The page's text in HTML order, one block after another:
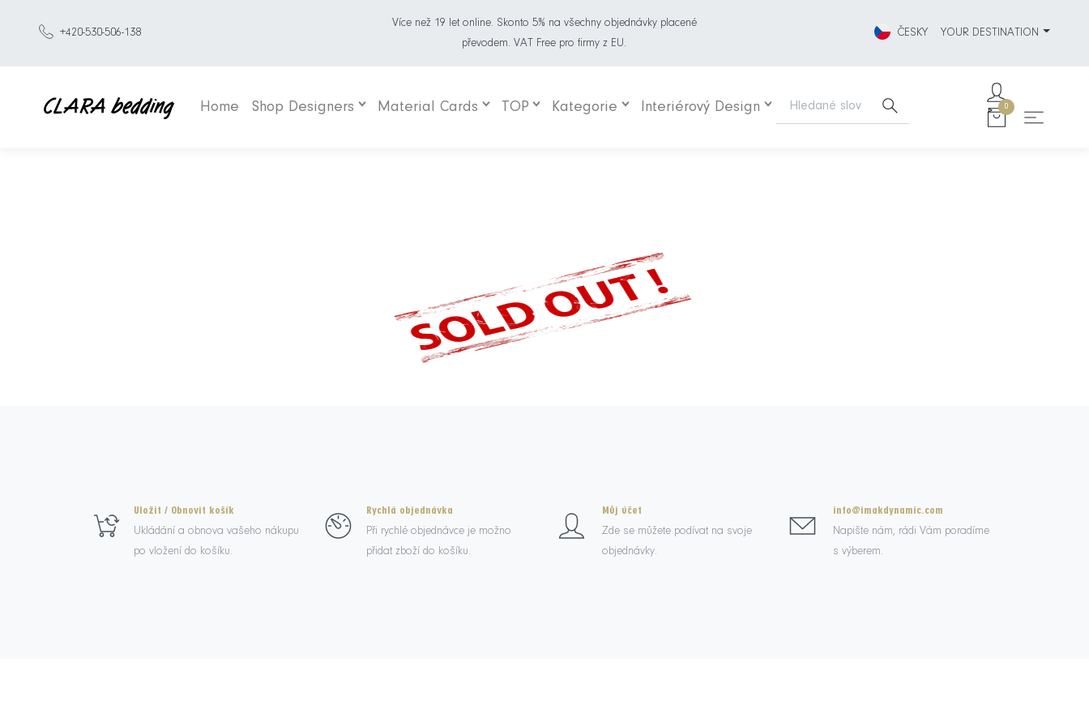
+420-530-506-138
Více než 19 let online. Skonto 5% na všechny objednávky placené
převodem. VAT Free pro firmy z EU.
ČESKY YOUR DESTINATION
Home Shop Designers Material Cards TOP Kategorie Interiérový Design 0
Uložit / Obnovit košík
Ukládání a obnova vašeho nákupu
po vložení do košíku.
Rychlá objednávka
Při rychlé objednávce je možno
přidat zboží do košíku.
Můj účet
Zde se můžete podívat na svoje
objednávky.
info@imakdynamic.com
Napište nám, rádi Vám poradíme
s výberem.